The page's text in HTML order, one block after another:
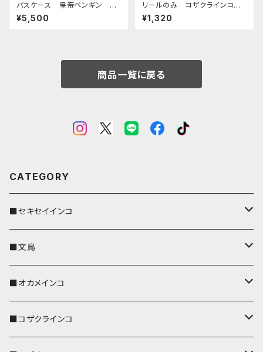
パスケース 皇帝ペンギン ペ
ンギン エンペラー 親子 pe
nguin ネイビー ブラウン
¥5,500
リールのみ コザクラインコ
イエロー レッドブラウン こざ
くらいんこ
¥1,320
商品一覧に戻る
CATEGORY
■セキセイインコ
キーカバー
キーホルダー
パスケース
■文鳥
キーカバー
キーホルダー
■オカメインコ
キーカバー
■コザクラインコ